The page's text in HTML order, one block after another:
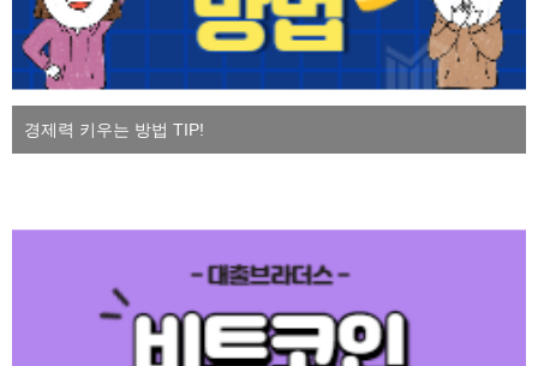
경제력 키우는 방법 TIP!